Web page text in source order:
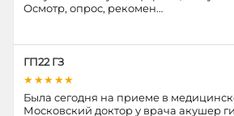
Осмотр, опрос, рекомен…
ГП22 ГЗ
★★★★★
Была сегодня на приеме в
Московский доктор у врача акушер